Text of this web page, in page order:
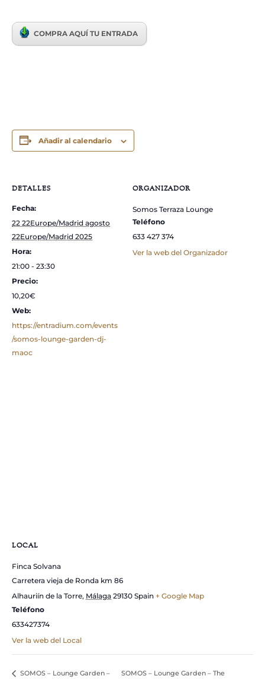
COMPRA AQUÍ TU ENTRADA
Añadir al calendario
DETALLES
Fecha:
22 22Europe/Madrid agosto
22Europe/Madrid 2025
Hora:
21:00 - 23:30
Precio:
10,20€
Web:
https://entradium.com/events
/somos-lounge-garden-dj-
maoc
ORGANIZADOR
Somos Terraza Lounge
Teléfono
633 427 374
Ver la web del Organizador
LOCAL
Finca Solvana
Carretera vieja de Ronda km 86
Alhauriín de la Torre, Málaga 29130 Spain + Google Map
Teléfono
633427374
Ver la web del Local
SOMOS – Lounge Garden – SOMOS – Lounge Garden – The